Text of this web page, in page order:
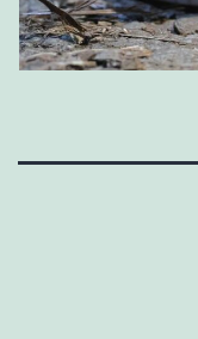
文